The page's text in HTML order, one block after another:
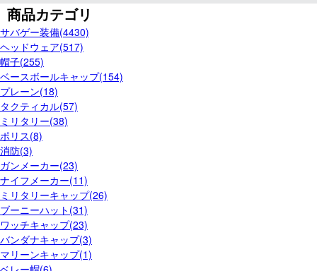
商品カテゴリ
サバゲー装備(4430)
ヘッドウェア(517)
帽子(255)
ベースボールキャップ(154)
プレーン(18)
タクティカル(57)
ミリタリー(38)
ポリス(8)
消防(3)
ガンメーカー(23)
ナイフメーカー(11)
ミリタリーキャップ(26)
ブーニーハット(31)
ワッチキャップ(23)
バンダナキャップ(3)
マリーンキャップ(1)